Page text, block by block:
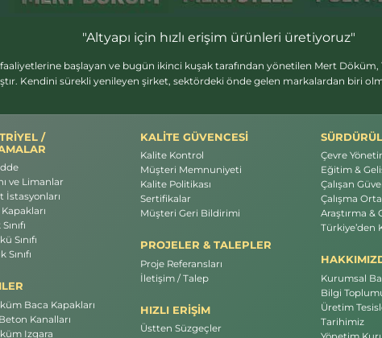
"Altyapı için hızlı erişim ürünleri üretiyoruz"
başlayan ve bugün ikinci kuşak tarafından yönetilen Mert Döküm,
Kendini sürekli yenileyen şirket, sektördeki önde gelen markalardan biri
/
ve Limanlar
İstasyonları
Sınıfı
Sınıfı
Baca Kapakları
Kanalları
Izgara
KALİTE GÜVENCESİ
Kalite Kontrol
Müşteri Memnuniyeti
Kalite Politikası
Sertifikalar
Müşteri Geri Bildirimi
PROJELER & TALEPLER
Proje Referansları
İletişim / Talep
HIZLI ERİŞİM
Üstten Süzgeçler
Çevre
Eğitim &
Çalışan
Çalışma
Araştırma &
Türkiye’den
Kurumsal
Bilgi
Üretim
Tarihimiz